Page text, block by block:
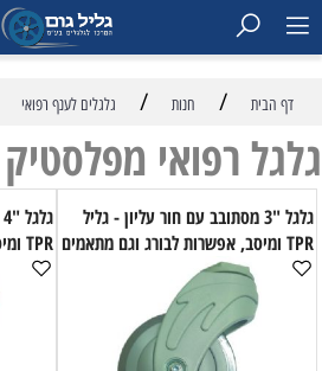
דף הבית / חנות / גלגלים לענף רפואי
גלגל רפואי מפלסטיק
גלגל "3 מסתובב עם חור עליון - גליל
TPR ומיסב, אפשרות לבורג וגם מתאמים
TPR ומיסב, אפשרות לבורג וגם מתאמים